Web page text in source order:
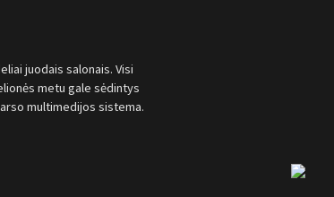
juodais salonais. Visi
metu gale sėdintys
multimedijos sistema.